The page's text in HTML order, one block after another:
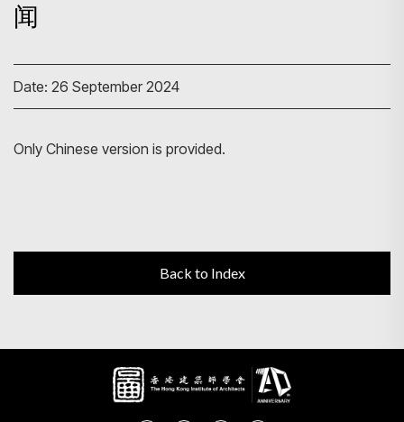
闻
Date: 26 September 2024
Only Chinese version is provided.
Back to Index